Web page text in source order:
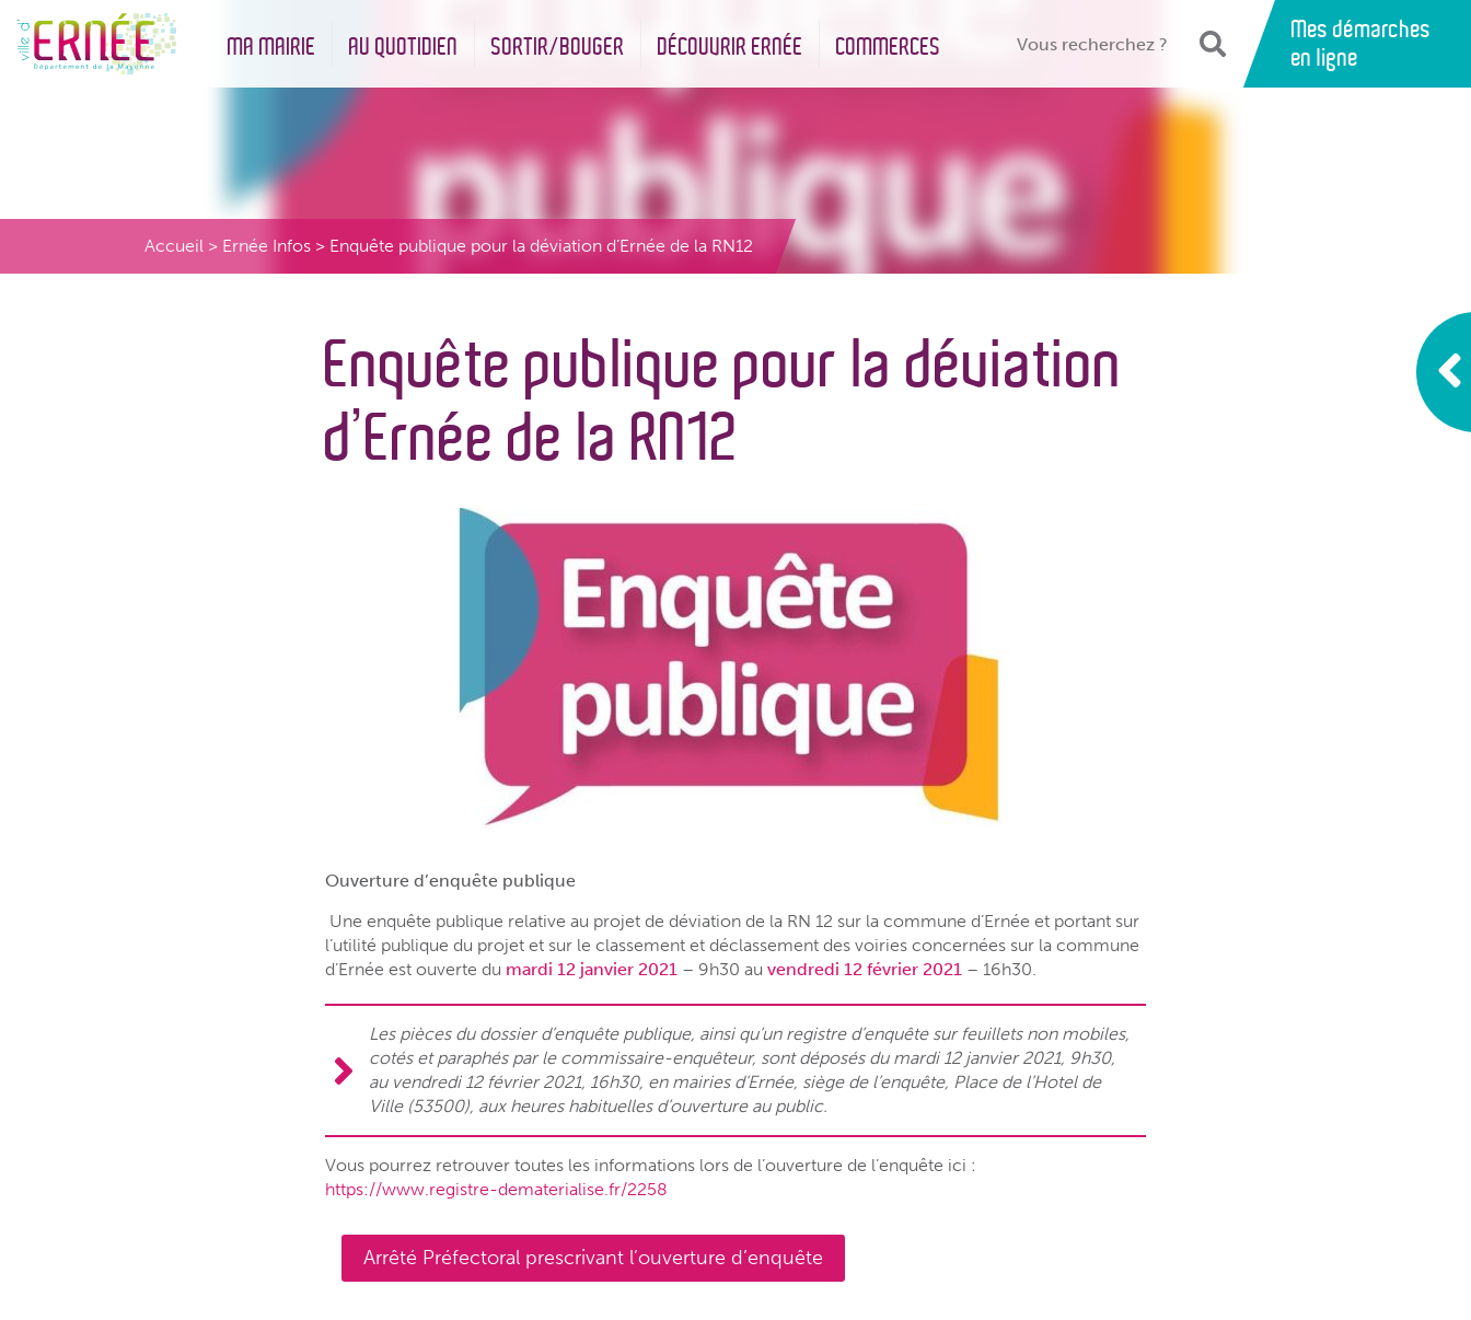
MA MAIRIE AU QUOTIDIEN SORTIR/BOUGER DÉCOUVRIR ERNÉE COMMERCES
Mes démarches
en ligne
Accueil > Ernée Infos > Enquête publique pour la déviation d’Ernée de la RN12
Enquête publique pour la déviation
d’Ernée de la RN12
Ouverture d’enquête publique
Une enquête publique relative au projet de déviation de la RN 12 sur la commune d’Ernée et portant sur
l’utilité publique du projet et sur le classement et déclassement des voiries concernées sur la commune
d’Ernée est ouverte du mardi 12 janvier 2021 – 9h30 au vendredi 12 février 2021 – 16h30.
Les pièces du dossier d’enquête publique, ainsi qu’un registre d’enquête sur feuillets non mobiles,
cotés et paraphés par le commissaire-enquêteur, sont déposés du mardi 12 janvier 2021, 9h30,
au vendredi 12 février 2021, 16h30, en mairies d’Ernée, siège de l’enquête, Place de l’Hotel de
Ville (53500), aux heures habituelles d’ouverture au public.
Vous pourrez retrouver toutes les informations lors de l’ouverture de l’enquête ici :
https://www.registre-dematerialise.fr/2258
Arrêté Préfectoral prescrivant l’ouverture d’enquête